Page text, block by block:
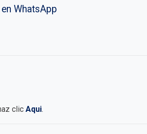
WhatsApp
clic Aqui.